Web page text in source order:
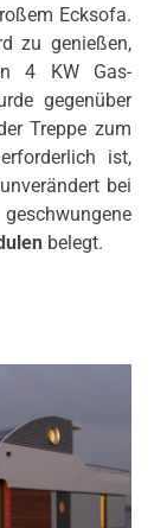
Ecksofa.
zu genießen,
4 KW Gas-
gegenüber
Treppe zum
ist,
bei
belegt.